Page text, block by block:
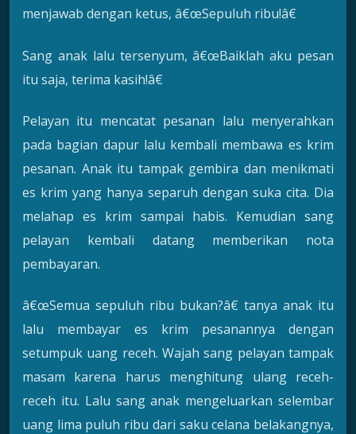
menjawab dengan ketus, â€œSepuluh ribu!â€
Sang anak lalu tersenyum, â€œBaiklah aku pesan
itu saja, terima kasih!â€
Pelayan itu mencatat pesanan lalu menyerahkan
pada bagian dapur lalu kembali membawa es krim
pesanan. Anak itu tampak gembira dan menikmati
es krim yang hanya separuh dengan suka cita. Dia
melahap es krim sampai habis. Kemudian sang
pelayan kembali datang memberikan nota
pembayaran.
â€œSemua sepuluh ribu bukan?â€ tanya anak itu
lalu membayar es krim pesanannya dengan
setumpuk uang receh. Wajah sang pelayan tampak
masam karena harus menghitung ulang receh-
receh itu. Lalu sang anak mengeluarkan selembar
uang lima puluh ribu dari saku celana belakangnya,